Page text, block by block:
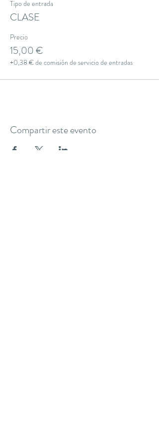
Tipo de entrada
CLASE
Precio
15,00 €
+0,38 € de comisión de servicio de entradas
Compartir este evento